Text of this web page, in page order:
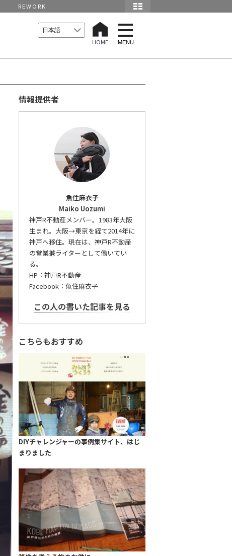
REWORK
HOME
t
o
g
l
a
MENU
情報提供者
魚住麻衣子
Maiko Uozumi
神戸R不動産メンバー。1983年大阪
生まれ。大阪→東京を経て2014年に
神戸へ移住。現在は、神戸R不動産
の営業兼ライターとして働いてい
る。
HP： 神戸R不動産
Facebook： 魚住麻衣子
この人の書いた記事を見る
こちらもおすすめ
DIYチャレンジャーの事例集サイト、はじ
まりました